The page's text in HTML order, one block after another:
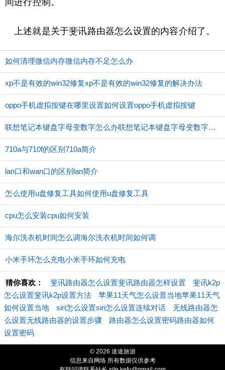
间进行控制。
上述就是关于斐讯路由器怎么设置的内容介绍了。
如何清理微信内存微信内存不足怎么办
xp不是有效的win32修复xp不是有效的win32修复的解决办法
oppo手机虚拟按键在哪里设置如何设置oppo手机虚拟按键
联想笔记本键盘字母变数字怎么办联想笔记本键盘字母变数字应如何办
710a与710f的区别710a简介
lan口和wan口的区别lan简介
怎么使用u盘修复工具如何使用u盘修复工具
cpu怎么安装cpu如何安装
海尔洗衣机时间怎么调海尔洗衣机时间如何调
小米手环怎么充电小米手环如何充电
猜你喜欢： 斐讯路由器怎么设置斐讯路由器怎样设置
斐讯k2p
怎么设置斐讯k2p设置方法
苹果11天气怎么设置当地苹果11天气
如何设置当地
siri怎么设置siri怎么设置连续对话
无线路由器怎
么设置无线路由器的设置步骤
路由器怎么设置密码路由器如何
设置密码
© 2026 途途旅游
信息来自网络 所有数据仅供参考